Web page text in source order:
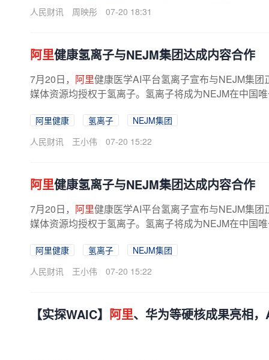
人民财讯
周映彤 07-20 18:31
阿里健康氢离子与NEJM集团达成内容合作
7月20日， 阿里健康医学AI平台氢离子宣布与NEJM集
媒体资源均授权于氢离子。氢离子将成为NEJM在中国
阿里健康 氢离子
NEJM集团
人民财讯
王小伟 07-20 15:22
阿里健康氢离子与NEJM集团达成内容合作
7月20日， 阿里健康医学AI平台氢离子宣布与NEJM集
媒体资源均授权于氢离子。氢离子将成为NEJM在中国
阿里健康 氢离子
NEJM集团
人民财讯
王小伟 07-20 15:22
【实探WAIC】 阿里、华为等硬核成果亮相